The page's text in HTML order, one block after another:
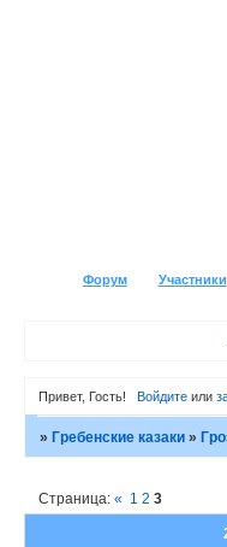
Форум Участники
Привет, Гость! Войдитеили
»Гребенские казаки »
Страница:« 1 2 3